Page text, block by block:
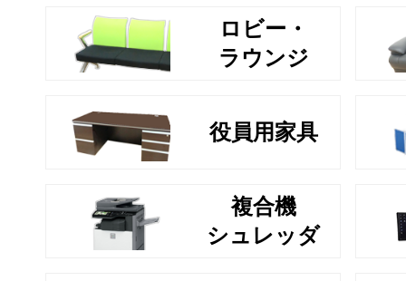
ロビー・
ラウンジ
役員用家具
複合機
シュレッダ